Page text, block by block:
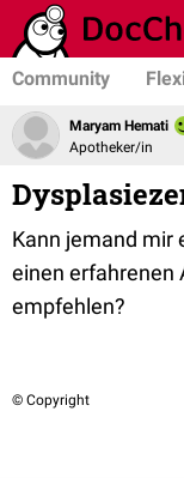
Community
Maryam Hemati
Apotheker/in
Kann jemand mir
einen erfahrenen
empfehlen?
© Copyright